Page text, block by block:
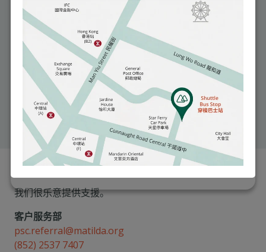
以上收费不包括套餐以外的程序、其他医生费用、化验、
影像服务、特别的仪器、治疗和药物。
手术前需接受专科医生诊症。
套餐仅限由指定医生提供。
其他额外收费包括: 紧急服务或非正常营运时间进行的常
规以外的手术、原定时间以外进行的医疗程序、以及其他
杂项包括额外的饮品食物和长途电话费用等。
下载全面护理套餐详细
预约或查询
我们很乐意提供支援。
客户服务部
psc.referral@matilda.org
(852) 2537 7407